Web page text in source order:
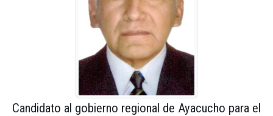
Candidato al gobierno regional de Ayacucho para el